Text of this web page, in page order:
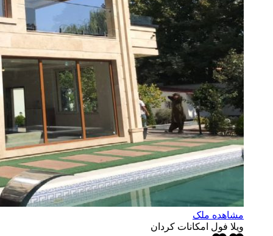
مشاهده ملک
ویلا فول امکانات کردان